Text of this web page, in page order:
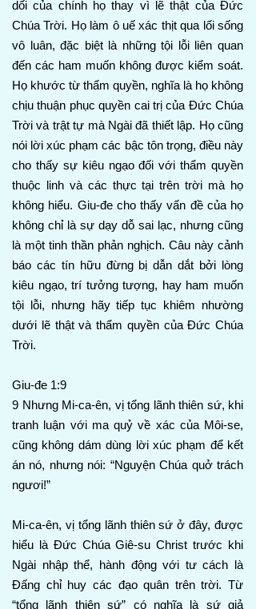
dối của chính họ thay vì lẽ thật của Đức
Chúa Trời. Họ làm ô uế xác thịt qua lối sống
vô luân, đặc biệt là những tội lỗi liên quan
đến các ham muốn không được kiểm soát.
Họ khước từ thẩm quyền, nghĩa là họ không
chịu thuận phục quyền cai trị của Đức Chúa
Trời và trật tự mà Ngài đã thiết lập. Họ cũng
nói lời xúc phạm các bậc tôn trọng, điều này
cho thấy sự kiêu ngạo đối với thẩm quyền
thuộc linh và các thực tại trên trời mà họ
không hiểu. Giu-đe cho thấy vấn đề của họ
không chỉ là sự dạy dỗ sai lạc, nhưng cũng
là một tinh thần phản nghịch. Câu này cảnh
báo các tín hữu đừng bị dẫn dắt bởi lòng
kiêu ngạo, trí tưởng tượng, hay ham muốn
tội lỗi, nhưng hãy tiếp tục khiêm nhường
dưới lẽ thật và thẩm quyền của Đức Chúa
Trời.
Giu-đe 1:9
9 Nhưng Mi-ca-ên, vị tổng lãnh thiên sứ, khi
tranh luận với ma quỷ về xác của Môi-se,
cũng không dám dùng lời xúc phạm để kết
án nó, nhưng nói: “Nguyện Chúa quở trách
ngươi!”
Mi-ca-ên, vị tổng lãnh thiên sứ ở đây, được
hiểu là Đức Chúa Giê-su Christ trước khi
Ngài nhập thể, hành động với tư cách là
Đấng chỉ huy các đạo quân trên trời. Từ
“tổng lãnh thiên sứ” có nghĩa là sứ giả